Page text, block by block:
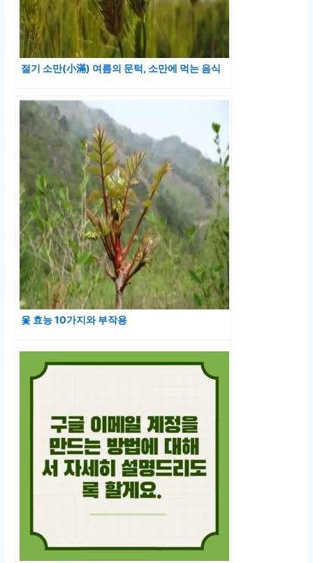
절기 소만(小滿) 여름의 문턱, 소만에 먹는 음식
옻 효능 10가지와 부작용